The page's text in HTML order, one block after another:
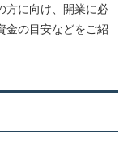
方に向け、開業に必
金の目安などをご紹